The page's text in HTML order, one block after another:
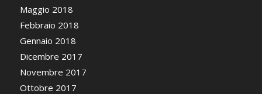
Maggio 2018
Febbraio 2018
Gennaio 2018
Dicembre 2017
Novembre 2017
Ottobre 2017